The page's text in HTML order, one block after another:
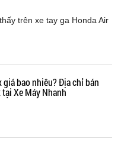
trên xe tay ga Honda Air
giá bao nhiêu? Địa chỉ bán
Xe Máy Nhanh